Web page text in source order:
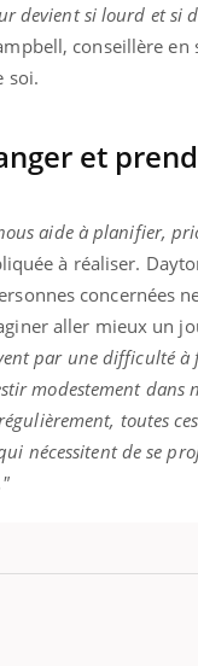
devient si lourd et si
conseillère en
soi.
et
aide à planifier,
à réaliser.
concernées
aller mieux un
par une difficulté à
modestement dans
toutes
nécessitent de se
& Charge
en parler??
2026, l'insuline dans
entourée d'idées